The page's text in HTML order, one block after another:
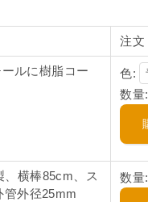
注文
ルに樹脂コー
色:
数量:
、横棒85cm、ス
管外径25mm
数量: